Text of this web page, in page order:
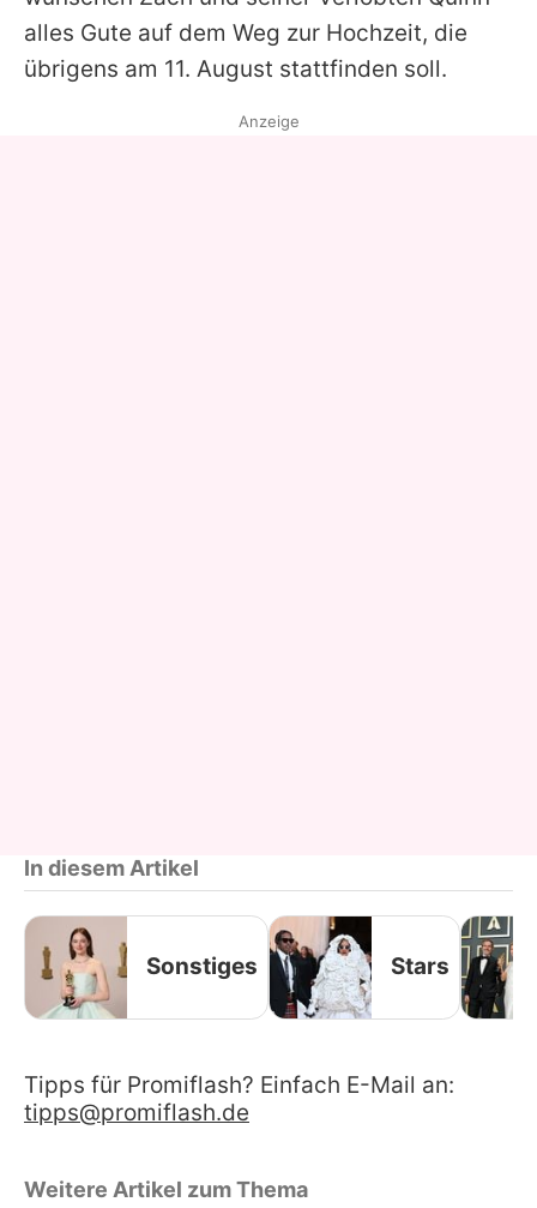
alles Gute auf dem Weg zur Hochzeit, die
übrigens am 11. August stattfinden soll.
Anzeige
In diesem Artikel
Sonstiges Stars
Tipps für Promiflash? Einfach E-Mail an:
tipps@promiflash.de
Weitere Artikel zum Thema